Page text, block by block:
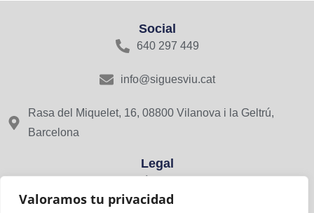
Valoramos tu privacidad
Social
640 297 449
info@siguesviu.cat
Rasa del Miquelet, 16, 08800 Vilanova i la Geltrú,
Barcelona
Legal